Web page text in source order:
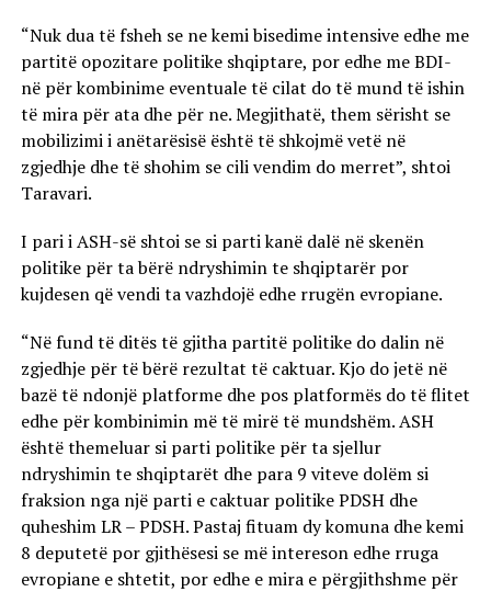
“Nuk dua të fsheh se ne kemi bisedime intensive edhe me
partitë opozitare politike shqiptare, por edhe me BDI-
në për kombinime eventuale të cilat do të mund të ishin
të mira për ata dhe për ne. Megjithatë, them sërisht se
mobilizimi i anëtarësisë është të shkojmë vetë në
zgjedhje dhe të shohim se cili vendim do merret”, shtoi
Taravari.
I pari i ASH-së shtoi se si parti kanë dalë në skenën
politike për ta bërë ndryshimin te shqiptarër por
kujdesen që vendi ta vazhdojë edhe rrugën evropiane.
“Në fund të ditës të gjitha partitë politike do dalin në
zgjedhje për të bërë rezultat të caktuar. Kjo do jetë në
bazë të ndonjë platforme dhe pos platformës do të flitet
edhe për kombinimin më të mirë të mundshëm. ASH
është themeluar si parti politike për ta sjellur
ndryshimin te shqiptarët dhe para 9 viteve dolëm si
fraksion nga një parti e caktuar politike PDSH dhe
quheshim LR – PDSH. Pastaj fituam dy komuna dhe kemi
8 deputetë por gjithësesi se më intereson edhe rruga
evropiane e shtetit, por edhe e mira e përgjithshme për